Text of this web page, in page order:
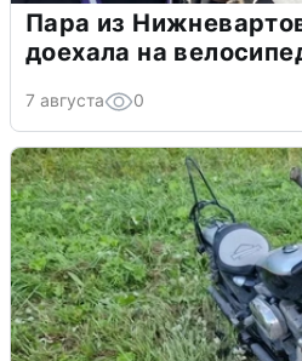
Пара из
доехала на
7 августа 0